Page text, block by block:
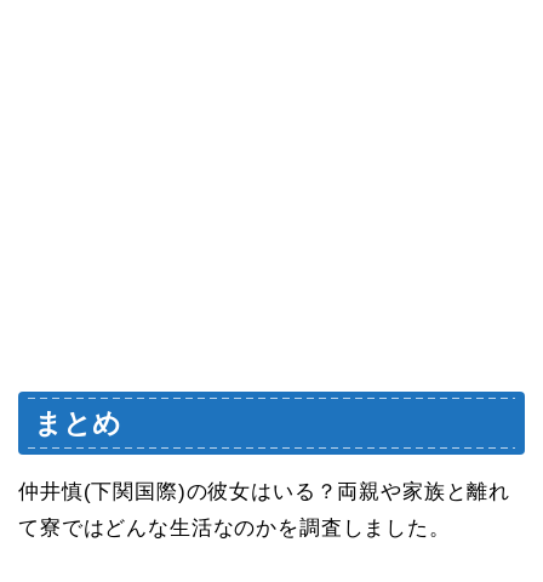
まとめ
仲井慎(下関国際)の彼女はいる？両親や家族と離れ
て寮ではどんな生活なのかを調査しました。